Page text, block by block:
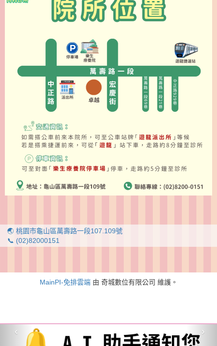
🌏 桃園市龜山區萬壽路一段107.109號
📞 (02)82000151
‹ ›
MainPI-免排雲端由 奇城數位有限公司 維護。